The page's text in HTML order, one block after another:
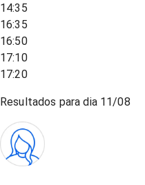
14:35
16:35
16:50
17:10
17:20
Resultados para dia 11/08